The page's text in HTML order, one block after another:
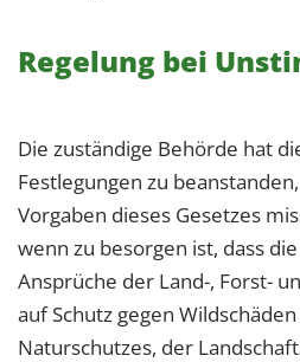
Regelung bei
Die zuständige Behörde hat
Festlegungen zu
Vorgaben dieses Gesetzes
wenn zu besorgen ist, dass
Ansprüche der Land-, Forst-
auf Schutz gegen
Naturschutzes, der